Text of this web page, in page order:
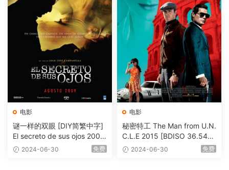
电影
谜一样的双眼 [DIY简繁中字]
El secreto de sus ojos 2009
1080p Blu-ray AVC DTS-HD
2024-06-30 免费
电影
秘密特工 The Man from U.N.
C.L.E 2015 [BDISO 36.54G
B] 2024-06-30 免费